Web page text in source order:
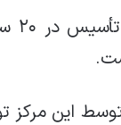
توسط این